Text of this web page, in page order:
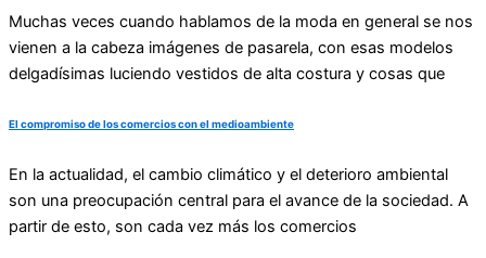
Muchas veces cuando hablamos de la moda en general se nos
vienen a la cabeza imágenes de pasarela, con esas modelos
delgadísimas luciendo vestidos de alta costura y cosas que
El compromiso de los comercios con el medioambiente
En la actualidad, el cambio climático y el deterioro ambiental
son una preocupación central para el avance de la sociedad. A
partir de esto, son cada vez más los comercios